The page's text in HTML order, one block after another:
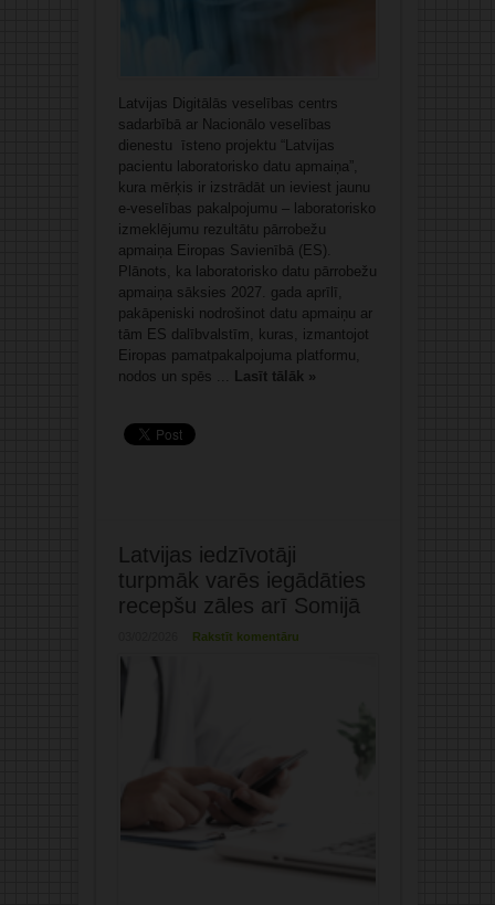
Latvijas Digitālās veselības centrs
sadarbībā ar Nacionālo veselības
dienestu īsteno projektu “Latvijas
pacientu laboratorisko datu apmaiņa”,
kura mērķis ir izstrādāt un ieviest jaunu
e‑veselības pakalpojumu – laboratorisko
izmeklējumu rezultātu pārrobežu
apmaiņa Eiropas Savienībā (ES).
Plānots, ka laboratorisko datu pārrobežu
apmaiņa sāksies 2027. gada aprīlī,
pakāpeniski nodrošinot datu apmaiņu ar
tām ES dalībvalstīm, kuras, izmantojot
Eiropas pamatpakalpojuma platformu,
nodos un spēs ... Lasīt tālāk »
Latvijas iedzīvotāji
turpmāk varēs iegādāties
recepšu zāles arī Somijā
Rakstīt komentāru